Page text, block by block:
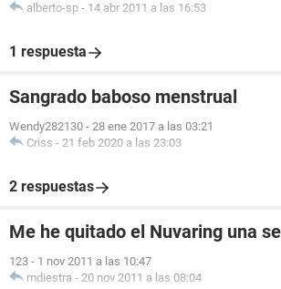
alberto-sp - 14 abr 2011 a las 16:53
1 respuesta
Sangrado baboso menstrual
Wendy282130 - 28 ene 2017 a las 03:21
Criss - 21 feb 2020 a las 23:03
2 respuestas
Me he quitado el Nuvaring una
123 - 1 nov 2011 a las 10:47
mdiestra - 20 nov 2011 a las 08:04